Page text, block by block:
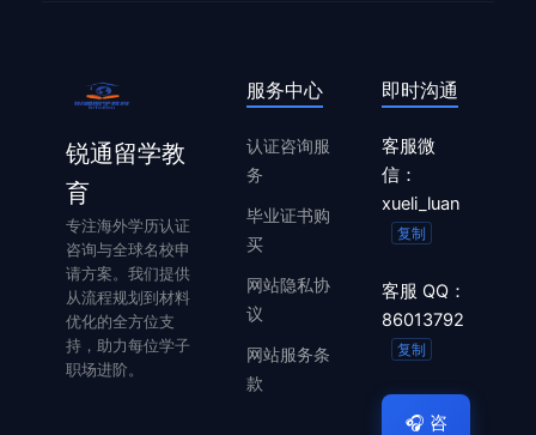
锐通留学教
育
专注海外学历认证
咨询与全球名校申
请方案。我们提供
从流程规划到材料
优化的全方位支
持，助力每位学子
职场进阶。
服务中心
认证咨询服
务
毕业证书购
买
网站隐私协
议
网站服务条
款
即时沟通
客服微
信：
xueli_luan
复制
客服 QQ：
86013792
复制
🎧 咨